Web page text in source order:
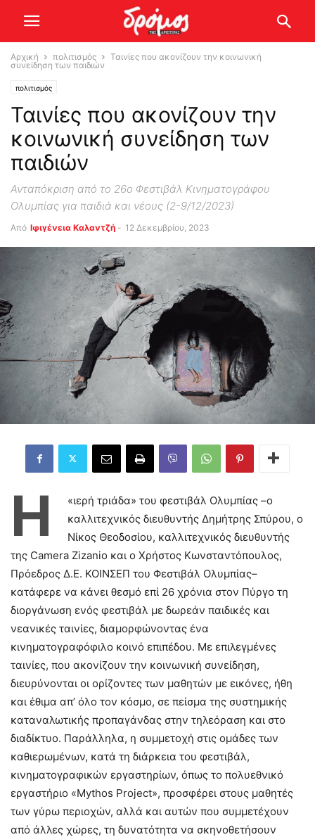
Αρχική πολιτισμός
Ταινίες που ακονίζουν την κοινωνική
συνείδηση των παιδιών
πολιτισμός
Ταινίες που ακονίζουν την
κοινωνική συνείδηση των
παιδιών
Ανταπόκριση από το 26ο Φεστιβάλ Κινηματογράφου
Ολυμπίας για παιδιά και νέους (2-9/12/2023)
Από Ιφιγένεια Καλαντζή - 12 Δεκεμβρίου, 2023
Η
«ιερή τριάδα» του φεστιβάλ Ολυμπίας –ο
καλλιτεχνικός διευθυντής Δημήτρης Σπύρου, ο
Νίκος Θεοδοσίου, καλλιτεχνικός διευθυντής
της Camera Zizanio και ο Χρήστος Κωνσταντόπουλος,
Πρόεδρος Δ.Ε. ΚΟΙΝΣΕΠ του Φεστιβάλ Ολυμπίας–
κατάφερε να κάνει θεσμό επί 26 χρόνια στον Πύργο τη
διοργάνωση ενός φεστιβάλ με δωρεάν παιδικές και
νεανικές ταινίες, διαμορφώνοντας ένα
κινηματογραφόφιλο κοινό επιπέδου. Με επιλεγμένες
ταινίες, που ακονίζουν την κοινωνική συνείδηση,
διευρύνονται οι ορίζοντες των μαθητών με εικόνες, ήθη
και έθιμα απ’ όλο τον κόσμο, σε πείσμα της συστημικής
καταναλωτικής προπαγάνδας στην τηλεόραση και στο
διαδίκτυο. Παράλληλα, η συμμετοχή στις ομάδες των
καθιερωμένων, κατά τη διάρκεια του φεστιβάλ,
κινηματογραφικών εργαστηρίων, όπως το πολυεθνικό
εργαστήριο «Mythos Project», προσφέρει στους μαθητές
των γύρω περιοχών, αλλά και αυτών που συμμετέχουν
από άλλες χώρες, τη δυνατότητα να σκηνοθετήσουν